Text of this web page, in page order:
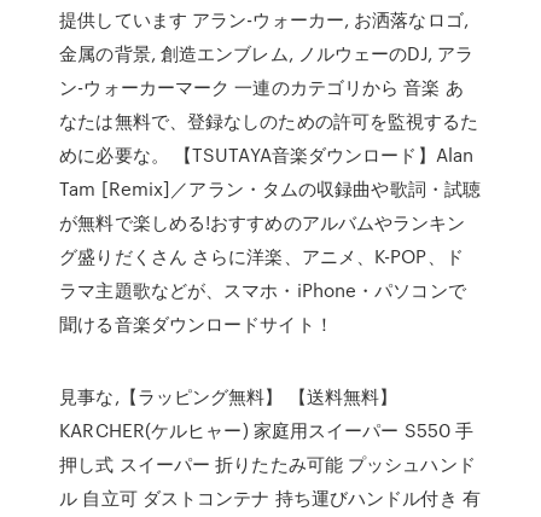
提供しています アラン-ウォーカー, お洒落なロゴ,
金属の背景, 創造エンブレム, ノルウェーのDJ, アラ
ン-ウォーカーマーク 一連のカテゴリから 音楽 あ
なたは無料で、登録なしのための許可を監視するた
めに必要な。 【TSUTAYA音楽ダウンロード】Alan
Tam [Remix]／アラン・タムの収録曲や歌詞・試聴
が無料で楽しめる!おすすめのアルバムやランキン
グ盛りだくさん さらに洋楽、アニメ、K-POP、ド
ラマ主題歌などが、スマホ・iPhone・パソコンで
聞ける音楽ダウンロードサイト！
見事な,【ラッピング無料】 【送料無料】
KARCHER(ケルヒャー) 家庭用スイーパー S550 手
押し式 スイーパー 折りたたみ可能 プッシュハンド
ル 自立可 ダストコンテナ 持ち運びハンドル付き 有